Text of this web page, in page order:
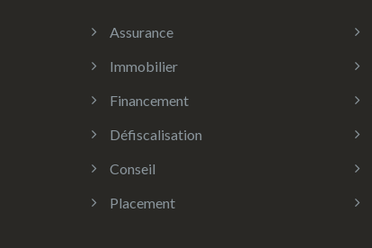
Assurance
Immobilier
Financement
Défiscalisation
Conseil
Placement